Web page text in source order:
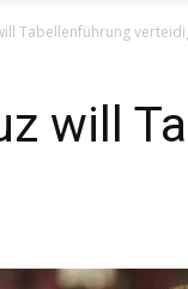
Tabellenführung
will